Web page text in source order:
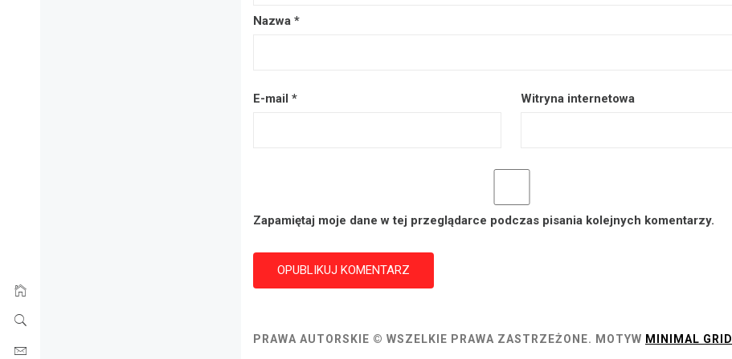
Nazwa *
E-mail * Witryna internetowa
Zapamiętaj moje dane w tej przeglądarce podczas pisania kolejnych komentarzy.
PRAWA AUTORSKIE © WSZELKIE PRAWA ZASTRZEŻONE. MOTYW MINIMAL GRID